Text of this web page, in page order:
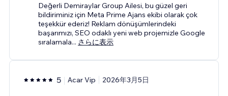
Değerli Demiraylar Group Ailesi, bu güzel geri
bildiriminiz için Meta Prime Ajans ekibi olarak çok
teşekkür ederiz! Reklam dönüşümlerindeki
başarımızı, SEO odaklı yeni web projemizle Google
sıralamala... さらに表示
5 Acar Vip 2026年3月5日